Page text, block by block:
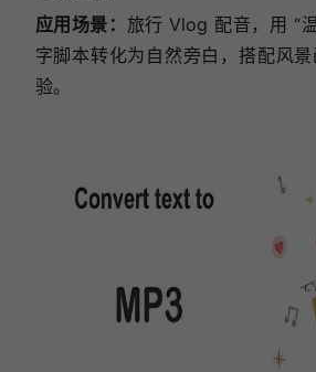
应用场景： 旅行 Vlog 配音，用 “
字脚本转化为自然旁白，搭配风
验。